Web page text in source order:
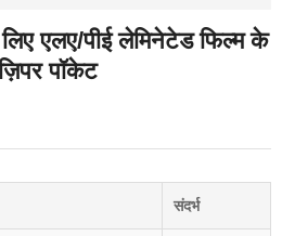
एलए/पीई लेमिनेटेड फिल्म के
पॉकेट
संदर्भ